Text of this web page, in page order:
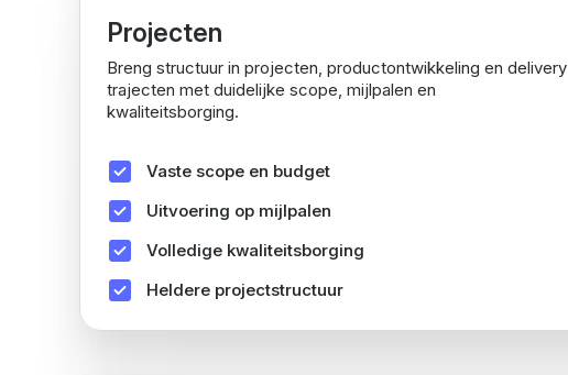
Projecten
Breng structuur in projecten, productontwikkeling en delivery
trajecten met duidelijke scope, mijlpalen en
kwaliteitsborging.
Vaste scope en budget
Uitvoering op mijlpalen
Volledige kwaliteitsborging
Heldere projectstructuur